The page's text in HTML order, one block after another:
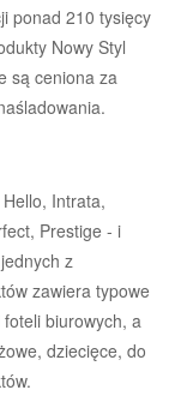
ponad 210 tysięcy
Nowy Styl
są ceniona za
Intrata,
Prestige - i
z
zawiera typowe
biurowych, a
dziecięce, do